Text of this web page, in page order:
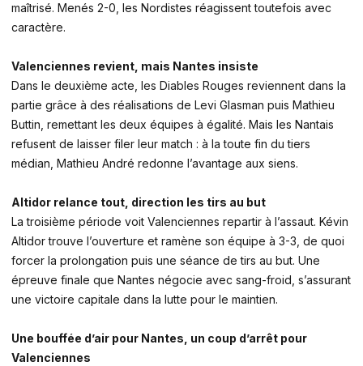
maîtrisé. Menés 2-0, les Nordistes réagissent toutefois avec
caractère.
Valenciennes revient, mais Nantes insiste
Dans le deuxième acte, les Diables Rouges reviennent dans la
partie grâce à des réalisations de Levi Glasman puis Mathieu
Buttin, remettant les deux équipes à égalité. Mais les Nantais
refusent de laisser filer leur match : à la toute fin du tiers
médian, Mathieu André redonne l’avantage aux siens.
Altidor relance tout, direction les tirs au but
La troisième période voit Valenciennes repartir à l’assaut. Kévin
Altidor trouve l’ouverture et ramène son équipe à 3-3, de quoi
forcer la prolongation puis une séance de tirs au but. Une
épreuve finale que Nantes négocie avec sang-froid, s’assurant
une victoire capitale dans la lutte pour le maintien.
Une bouffée d’air pour Nantes, un coup d’arrêt pour
Valenciennes